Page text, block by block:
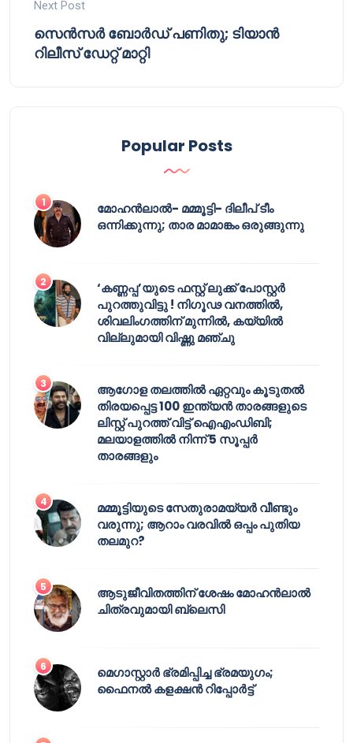
Next Post
സെന്‍സര്‍ ബോര്‍ഡ് പണിതു; ടിയാന്‍
റിലീസ് ഡേറ്റ് മാറ്റി
Popular Posts
മോഹൻലാൽ- മമ്മൂട്ടി- ദിലീപ് ടീം
ഒന്നിക്കുന്നു; താര മാമാങ്കം ഒരുങ്ങുന്നു
‘കണ്ണപ്പ’യുടെ ഫസ്റ്റ് ലുക്ക് പോസ്റ്റർ
പുറത്തുവിട്ടു ! നിഗൂഢ വനത്തിൽ,
ശിവലിംഗത്തിന് മുന്നിൽ, കയ്യിൽ
വില്ലുമായി വിഷ്ണു മഞ്ചു
ആഗോള തലത്തിൽ ഏറ്റവും കൂടുതൽ
തിരയപ്പെട്ട 100 ഇന്ത്യൻ താരങ്ങളുടെ
ലിസ്റ്റ് പുറത്ത് വിട്ട് ഐഎംഡിബി;
മലയാളത്തിൽ നിന്ന് 5 സൂപ്പർ
താരങ്ങളും
മമ്മൂട്ടിയുടെ സേതുരാമയ്യർ വീണ്ടും
വരുന്നു; ആറാം വരവിൽ ഒപ്പം പുതിയ
തലമുറ?
ആടുജീവിതത്തിന് ശേഷം മോഹൻലാൽ
ചിത്രവുമായി ബ്ലെസി
മെഗാസ്റ്റാർ ഭ്രമിപ്പിച്ച ഭ്രമയുഗം;
ഫൈനൽ കളക്ഷൻ റിപ്പോർട്ട്